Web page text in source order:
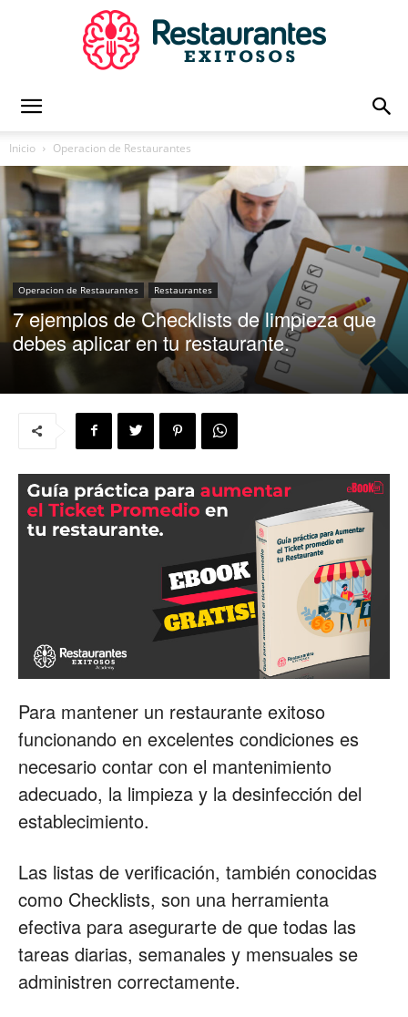
Exitosos
|
Capacitación
para
Restaurantes
|
de
|
Inicio Operacion de Restaurantes
Operacion de Restaurantes Restaurantes
7 ejemplos de Checklists de limpieza que
debes aplicar en tu restaurante.
Para mantener un restaurante exitoso
funcionando en excelentes condiciones es
necesario contar con el mantenimiento
adecuado, la limpieza y la desinfección del
establecimiento.
Las listas de verificación, también conocidas
como Checklists, son una herramienta
efectiva para asegurarte de que todas las
tareas diarias, semanales y mensuales se
administren correctamente.